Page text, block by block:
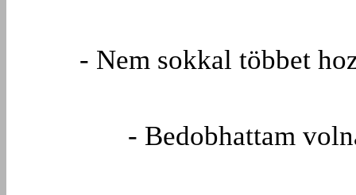
- Nem sokkal többet
- Bedobhattam